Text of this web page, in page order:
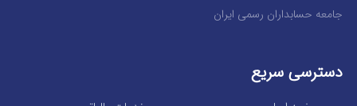
جامعه حسابداران رسمی ایران
دسترسی سریع